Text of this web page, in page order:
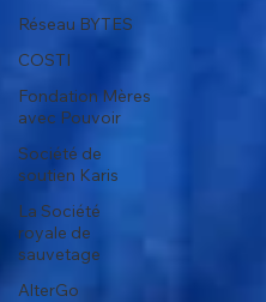
Réseau BYTES
COSTI
Fondation Mères
avec Pouvoir
Société de
soutien Karis
La Société
royale de
sauvetage
AlterGo